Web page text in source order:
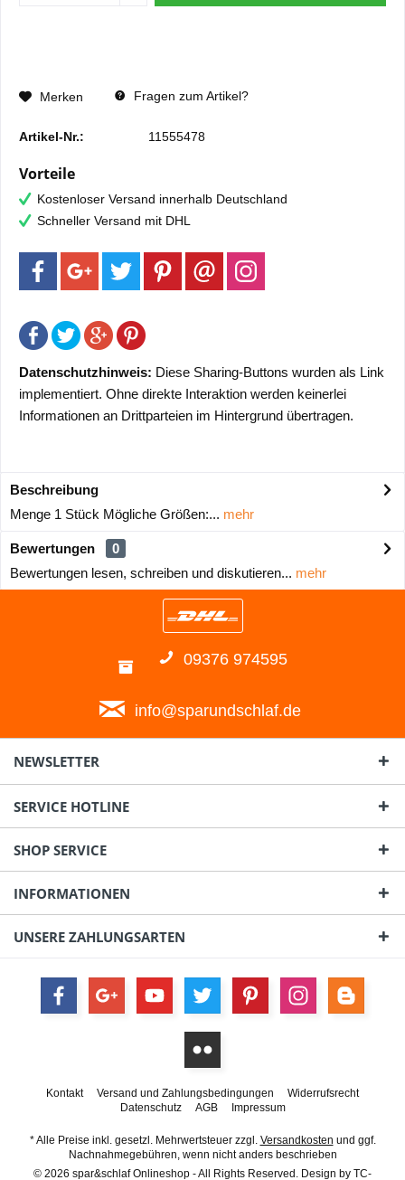
Merken Fragen zum Artikel?
Artikel-Nr.: 11555478
Vorteile
Kostenloser Versand innerhalb Deutschland
Schneller Versand mit DHL
Datenschutzhinweis: Diese Sharing-Buttons wurden als Link
implementiert. Ohne direkte Interaktion werden keinerlei
Informationen an Drittparteien im Hintergrund übertragen.
Beschreibung
Menge 1 Stück Mögliche Größen:... mehr
Bewertungen
0
Bewertungen lesen, schreiben und diskutieren... mehr
09376 974595
info@sparundschlaf.de
NEWSLETTER
SERVICE HOTLINE
SHOP SERVICE
INFORMATIONEN
UNSERE ZAHLUNGSARTEN
Kontakt Versand und Zahlungsbedingungen
Widerrufsrecht
Datenschutz
AGB Impressum
* Alle Preise inkl. gesetzl. Mehrwertsteuer zzgl. Versandkosten und ggf.
Nachnahmegebühren, wenn nicht anders beschrieben
© 2026 spar&schlaf Onlineshop - All Rights Reserved. Design by TC-